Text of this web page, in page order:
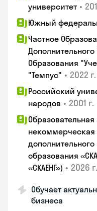
университет •
Южный
Частное
Образования
"Темпус" • 2022 г.
Российский
народов • 2001 г.
некоммерческая
образования
«СКАЕНГ») • 2026 г.
Обучает
бизнеса